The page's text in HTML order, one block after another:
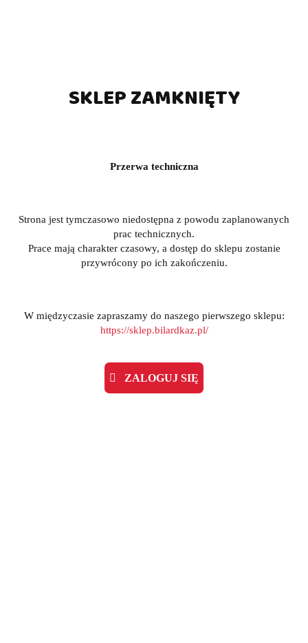
SKLEP ZAMKNIĘTY
Przerwa techniczna
Strona jest tymczasowo niedostępna z powodu zaplanowanych
prac technicznych.
Prace mają charakter czasowy, a dostęp do sklepu zostanie
przywrócony po ich zakończeniu.
W międzyczasie zapraszamy do naszego pierwszego sklepu:
https://sklep.bilardkaz.pl/
ZALOGUJ SIĘ